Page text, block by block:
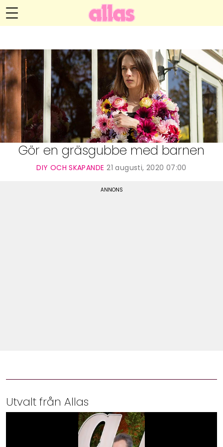
Hälsa
Relationer
Handarbete
Anna María Larssons blogg
Hem
Om Anna María
Kategorier
Arkiv
Kontakt
Gör en gräsgubbe med barnen
DIY OCH SKAPANDE 21 augusti, 2020 07:00
Utvalt från Allas